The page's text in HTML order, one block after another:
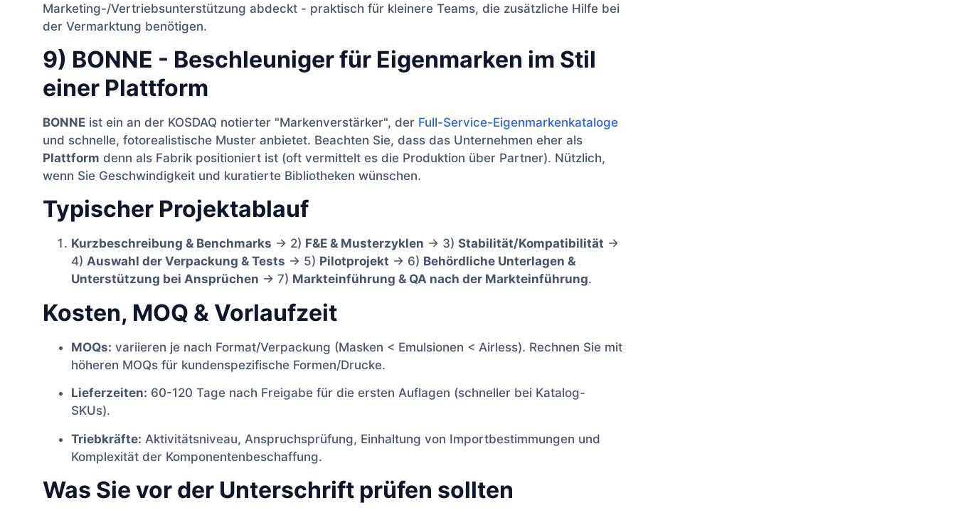
Marketing-/Vertriebsunterstützung abdeckt - praktisch für kleinere Teams, die zusätzliche Hilfe bei
der Vermarktung benötigen.
9) BONNE - Beschleuniger für Eigenmarken im Stil
einer Plattform
BONNE ist ein an der KOSDAQ notierter "Markenverstärker", der Full-Service-Eigenmarkenkataloge
und schnelle, fotorealistische Muster anbietet. Beachten Sie, dass das Unternehmen eher als
Plattform denn als Fabrik positioniert ist (oft vermittelt es die Produktion über Partner). Nützlich,
wenn Sie Geschwindigkeit und kuratierte Bibliotheken wünschen.
Typischer Projektablauf
Kurzbeschreibung & Benchmarks → 2) F&E & Musterzyklen → 3) Stabilität/Kompatibilität →
4) Auswahl der Verpackung & Tests → 5) Pilotprojekt → 6) Behördliche Unterlagen &
Unterstützung bei Ansprüchen → 7) Markteinführung & QA nach der Markteinführung.
Kosten, MOQ & Vorlaufzeit
MOQs: variieren je nach Format/Verpackung (Masken < Emulsionen < Airless). Rechnen Sie mit
höheren MOQs für kundenspezifische Formen/Drucke.
Lieferzeiten: 60-120 Tage nach Freigabe für die ersten Auflagen (schneller bei Katalog-
SKUs).
Triebkräfte: Aktivitätsniveau, Anspruchsprüfung, Einhaltung von Importbestimmungen und
Komplexität der Komponentenbeschaffung.
Was Sie vor der Unterschrift prüfen sollten